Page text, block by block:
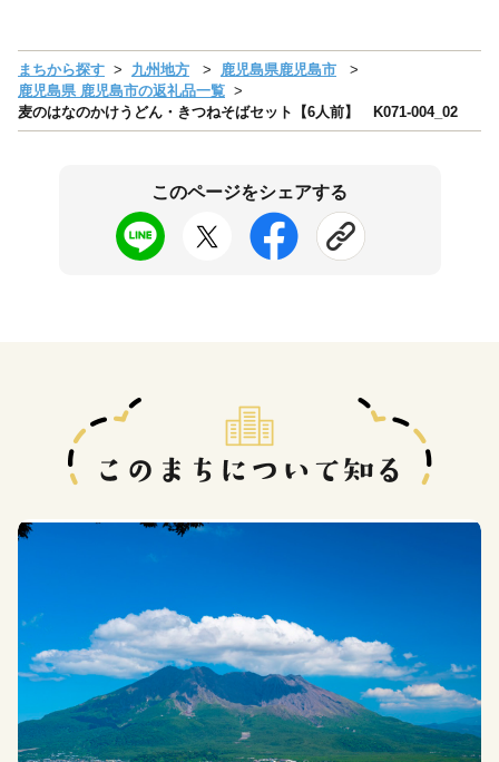
まちから探す 九州地方
鹿児島県鹿児島市
鹿児島県 鹿児島市の返礼品一覧
麦のはなのかけうどん・きつねそばセット【6人前】 K071-004_02
このページをシェアする